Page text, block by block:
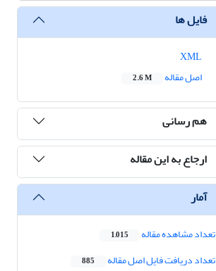
فایل ها
اصل مقاله
2.6 M
هم رسانی
ارجاع به این مقاله
آمار
تعداد مشاهده مقاله 1,015
تعداد دریافت فایل اصل مقاله 885